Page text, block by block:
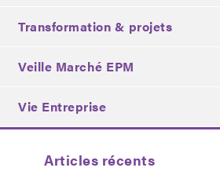
Transformation & projets
Veille Marché EPM
Vie Entreprise
Articles récents